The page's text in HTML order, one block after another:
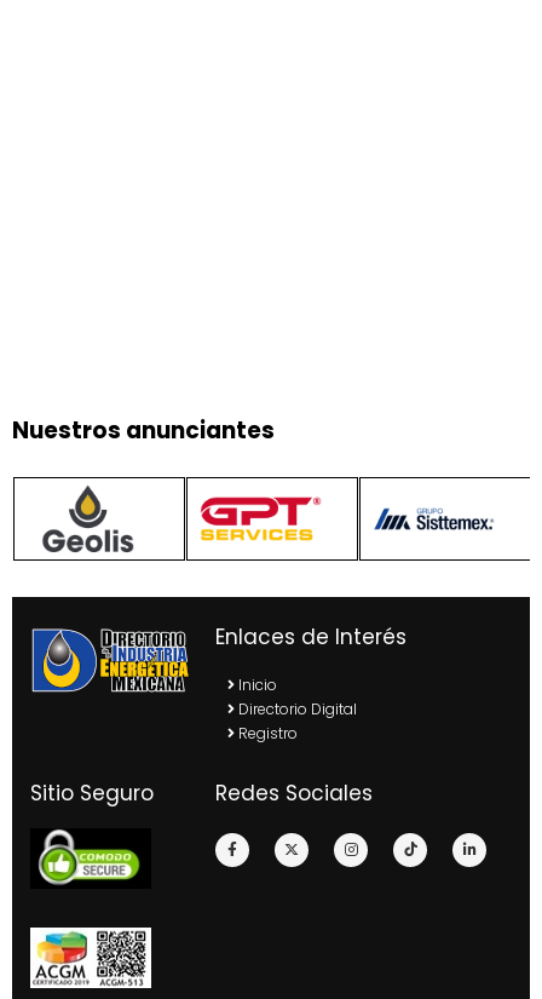
Nuestros anunciantes
Enlaces de Interés
Inicio
Directorio Digital
Registro
Sitio Seguro Redes Sociales